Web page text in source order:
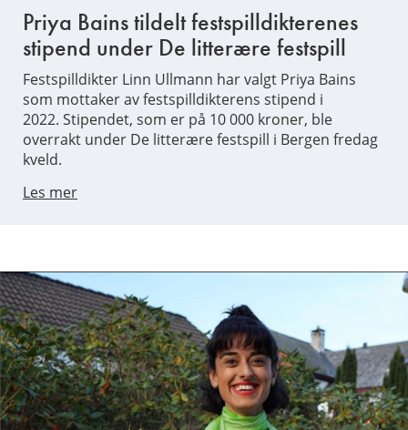
Priya Bains tildelt festspilldikterenes
stipend under De litterære festspill
Festspilldikter Linn Ullmann har valgt Priya Bains
som mottaker av festspilldikterens stipend i
2022. Stipendet, som er på 10 000 kroner, ble
overrakt under De litterære festspill i Bergen fredag
kveld.
Les mer